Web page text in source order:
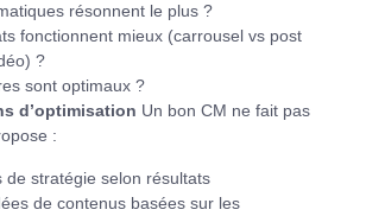
résonnent le plus ?
fonctionnent mieux (carrousel vs post
?
sont optimaux ?
d’optimisation Un bon CM ne fait pas
:
de stratégie selon résultats
de contenus basées sur les